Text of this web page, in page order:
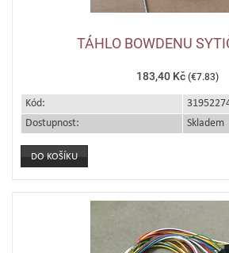
TÁHLO BOWDENU
183,40 Kč (€7.83)
Kód:
Dostupnost:
Skladem